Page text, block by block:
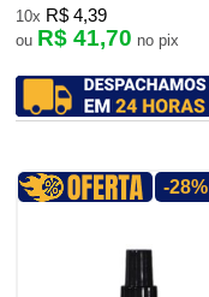
10x R$ 4,39
ou R$ 41,70 no pix
-28%